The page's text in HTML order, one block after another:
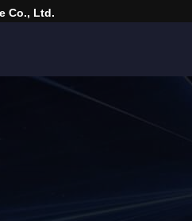
Co., Ltd.